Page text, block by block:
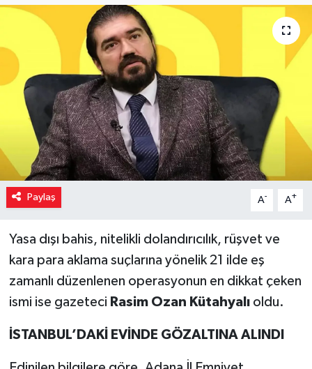
Paylaş A- A+
Yasa dışı bahis, nitelikli dolandırıcılık, rüşvet ve
kara para aklama suçlarına yönelik 21 ilde eş
zamanlı düzenlenen operasyonun en dikkat çeken
ismi ise gazeteci Rasim Ozan Kütahyalıoldu.
İSTANBUL’DAKİ EVİNDE GÖZALTINA ALINDI